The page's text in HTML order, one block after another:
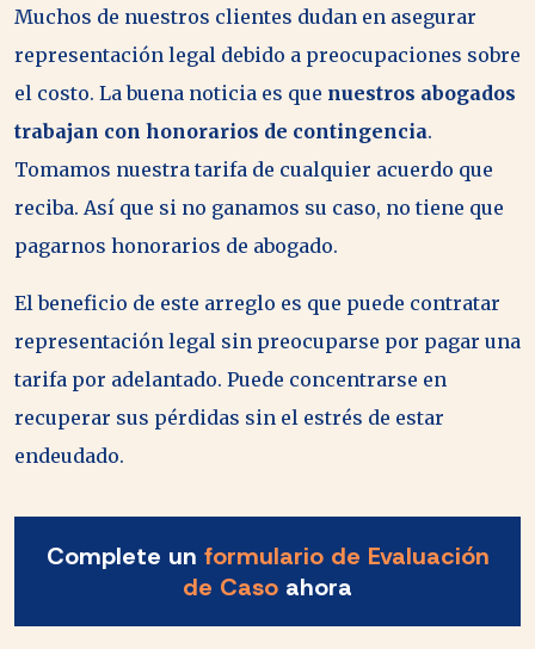
Muchos de nuestros clientes dudan en asegurar
representación legal debido a preocupaciones sobre
el costo. La buena noticia es que nuestros abogados
trabajan con honorarios de contingencia.
Tomamos nuestra tarifa de cualquier acuerdo que
reciba. Así que si no ganamos su caso, no tiene que
pagarnos honorarios de abogado.
El beneficio de este arreglo es que puede contratar
representación legal sin preocuparse por pagar una
tarifa por adelantado. Puede concentrarse en
recuperar sus pérdidas sin el estrés de estar
endeudado.
Complete un formulario de Evaluación
de Caso ahora